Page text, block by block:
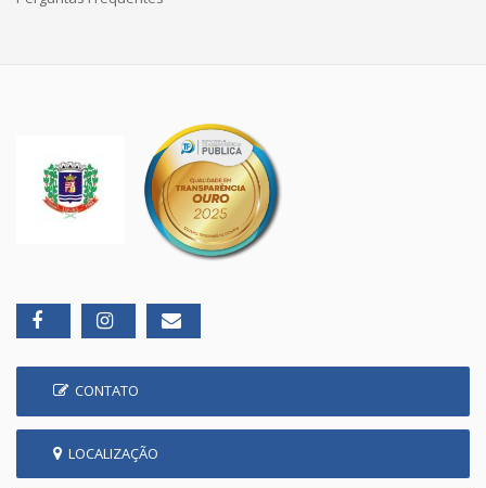
CONTATO
LOCALIZAÇÃO